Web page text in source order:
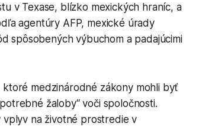
v Texase, blízko mexických hraníc, a
agentúry AFP, mexické úrady
spôsobených výbuchom a padajúcimi
ktoré medzinárodné zákony mohli byť
žaloby“ voči spoločnosti.
na životné prostredie v